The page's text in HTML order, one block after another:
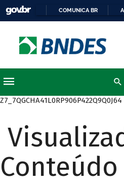
COMUNICA BR
Z7_7QGCHA41L0RP906P422Q9Q0J64